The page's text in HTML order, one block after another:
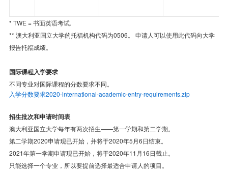
* TWE = 书面英语考试.
** 澳大利亚国立大学的托福机构代码为0506。 申请人可以使用此代码向大学
报告托福成绩。
国际课程入学要求
不同专业对国际课程的分数要求不同。
入学分数要求2020-international-academic-entry-requirements.zip
招生批次和申请时间表
澳大利亚国立大学每年有两次招生——第一学期和第二学期。
第二学期2020申请现已开始，并将于2020年5月6日结束。
2021年第一学期申请现已开始，将于2020年11月16日截止。
只能选择一个专业，所以要提前选择最适合申请人的项目。